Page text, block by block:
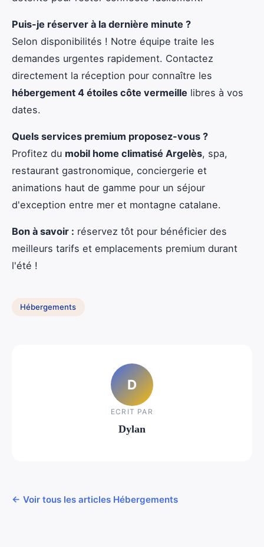
Puis-je réserver à la dernière minute ?
Selon disponibilités ! Notre équipe traite les
demandes urgentes rapidement. Contactez
directement la réception pour connaître les
hébergement 4 étoiles côte vermeille libres à vos
dates.
Quels services premium proposez-vous ?
Profitez du mobil home climatisé Argelès, spa,
restaurant gastronomique, conciergerie et
animations haut de gamme pour un séjour
d'exception entre mer et montagne catalane.
Bon à savoir : réservez tôt pour bénéficier des
meilleurs tarifs et emplacements premium durant
l'été !
Hébergements
D
ECRIT PAR
Dylan
← Voir tous les articles Hébergements